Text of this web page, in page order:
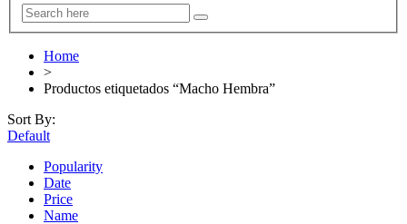
Home
>
Productos etiquetados “Macho Hembra”
Sort By:
Default
Popularity
Date
Price
Name